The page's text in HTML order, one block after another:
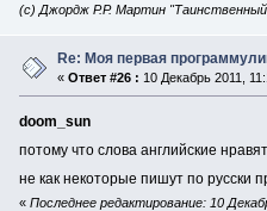
(с) Джордж Р.Р. Мартин
Re: Моя первая
«Ответ #26 : 10 Декабрь 2011,
doom_sun
потому что слова английские
не как некоторые пишут по русски
«Последнее редактирование: 10